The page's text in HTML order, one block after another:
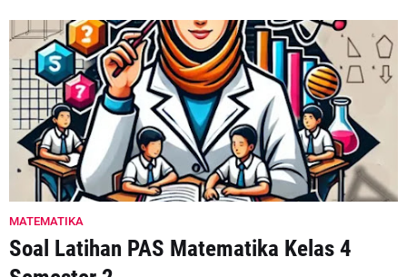
MATEMATIKA
Soal Latihan PAS Matematika Kelas 4